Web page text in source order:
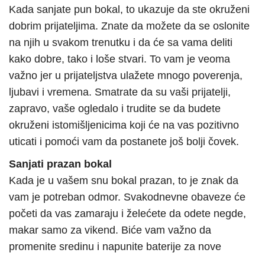
Kada sanjate pun bokal, to ukazuje da ste okruženi
dobrim prijateljima. Znate da možete da se oslonite
na njih u svakom trenutku i da će sa vama deliti
kako dobre, tako i loše stvari. To vam je veoma
važno jer u prijateljstva ulažete mnogo poverenja,
ljubavi i vremena. Smatrate da su vaši prijatelji,
zapravo, vaše ogledalo i trudite se da budete
okruženi istomišljenicima koji će na vas pozitivno
uticati i pomoći vam da postanete još bolji čovek.
Sanjati prazan bokal
Kada je u vašem snu bokal prazan, to je znak da
vam je potreban odmor. Svakodnevne obaveze će
početi da vas zamaraju i želećete da odete negde,
makar samo za vikend. Biće vam važno da
promenite sredinu i napunite baterije za nove